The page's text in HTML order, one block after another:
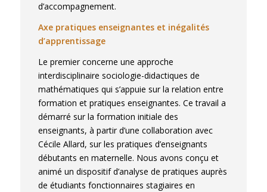
d’accompagnement.
Axe pratiques enseignantes et inégalités
d’apprentissage
Le premier concerne une approche
interdisciplinaire sociologie-didactiques de
mathématiques qui s’appuie sur la relation entre
formation et pratiques enseignantes. Ce travail a
démarré sur la formation initiale des
enseignants, à partir d’une collaboration avec
Cécile Allard, sur les pratiques d’enseignants
débutants en maternelle. Nous avons conçu et
animé un dispositif d’analyse de pratiques auprès
de étudiants fonctionnaires stagiaires en